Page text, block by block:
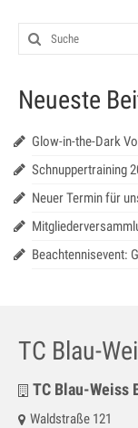
Training
Medenspiele
Senioren
Saar-Lor-
Neueste
Glow-in-the-Dark
Schnuppertraining
Neuer Termin für
Beachtennisevent:
TC Blau-
TC Blau-Weiss
Waldstraße 121